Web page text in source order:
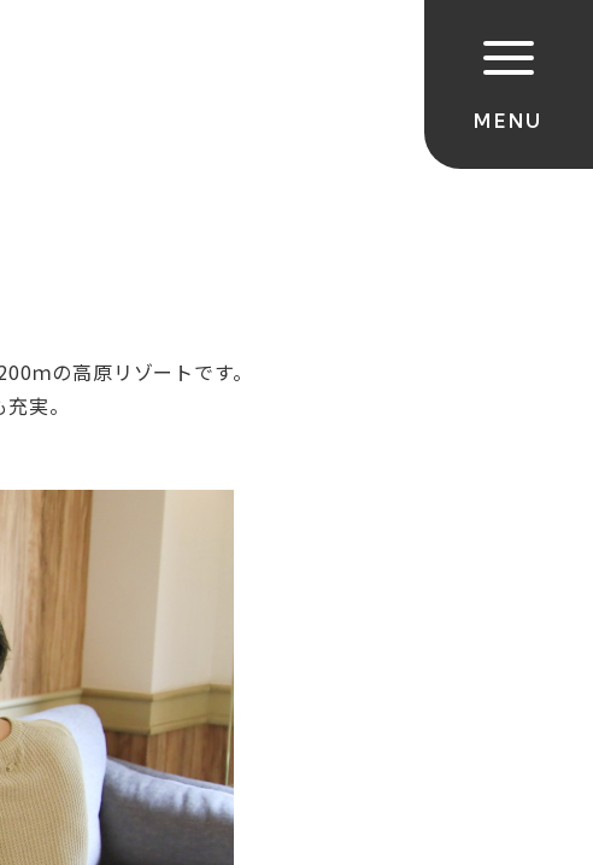
ｍの高原リゾートです。
実。